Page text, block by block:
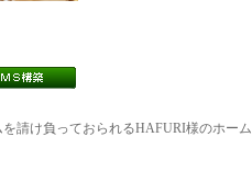
請け負っておられるHAFURI様のホーム